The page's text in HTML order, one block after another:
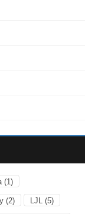
(1)
(2) LJL (5)